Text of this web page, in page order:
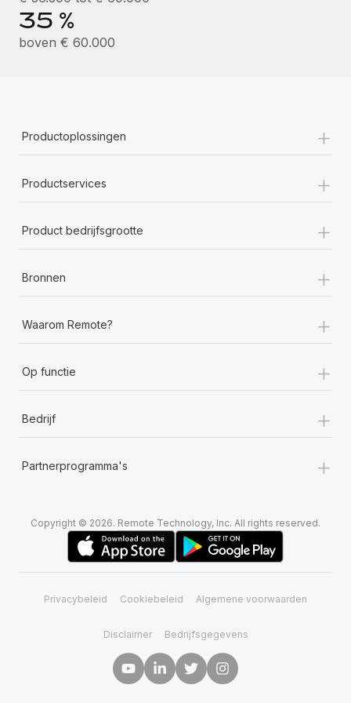
35 %
boven € 60.000
Productoplossingen +
Productservices +
Product bedrijfsgrootte +
Bronnen +
Waarom Remote? +
Op functie +
Bedrijf +
Partnerprogramma's +
Copyright © 2026. Remote Technology, Inc. All rights reserved.
Privacybeleid Cookiebeleid Algemene voorwaarden
Disclaimer Bedrijfsgegevens